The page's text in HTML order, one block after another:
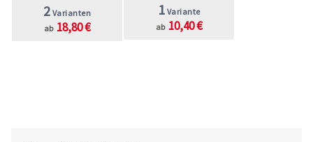
2 Varianten
ab 18,80 €
1 Variante
ab 10,40 €